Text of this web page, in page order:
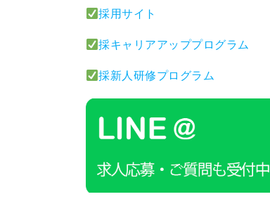
採用サイト
採キャリアアッププログラム
採新人研修プログラム